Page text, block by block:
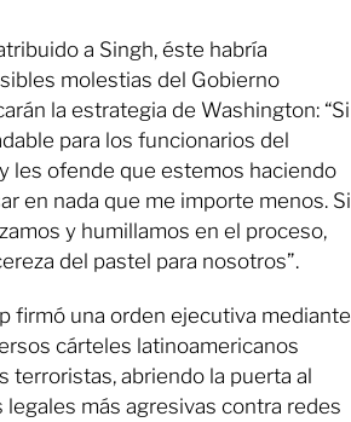
a Singh, éste habría
molestias del Gobierno
la estrategia de Washington: “Si
para los funcionarios del
les ofende que estemos haciendo
en nada que me importe menos. Si
y humillamos en el proceso,
del pastel para nosotros”.
firmó una orden ejecutiva mediante
cárteles latinoamericanos
terroristas, abriendo la puerta al
más agresivas contra redes